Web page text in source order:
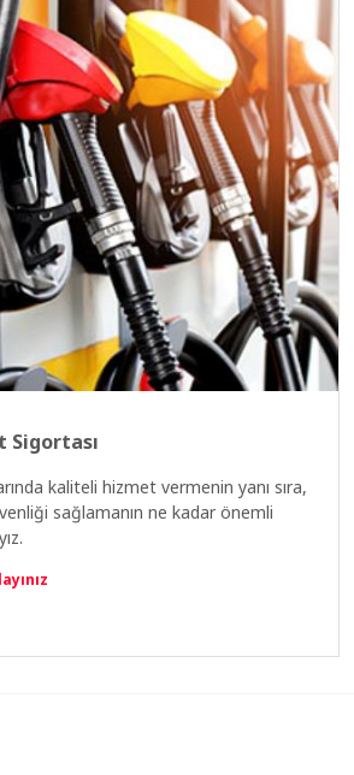
Sigortası
kaliteli hizmet vermenin yanı sıra,
sağlamanın ne kadar önemli